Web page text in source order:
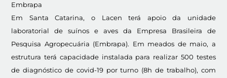
Embrapa
Em Santa Catarina, o Lacen terá apoio da unidade
laboratorial de suínos e aves da Empresa Brasileira de
Pesquisa Agropecuária (Embrapa). Em meados de maio, a
estrutura terá capacidade instalada para realizar 500 testes
de diagnóstico de covid-19 por turno (8h de trabalho), com